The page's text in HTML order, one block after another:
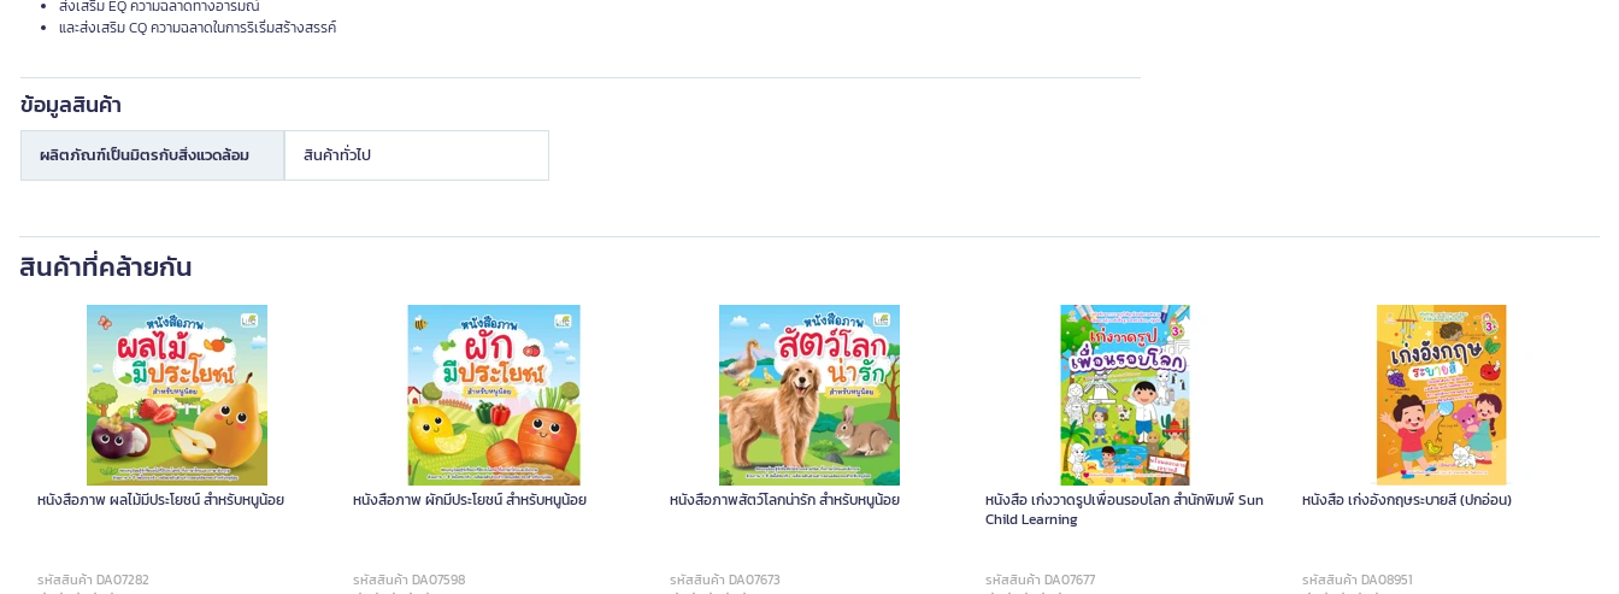
ส่งเสริม EQ ความฉลาดทางอารมณ์
และส่งเสริม CQ ความฉลาดในการริเริ่มสร้างสรรค์
ข้อมูลสินค้า
ผลิตภัณฑ์เป็นมิตรกับสิ่งแวดล้อม สินค้าทั่วไป
สินค้าที่คล้ายกัน
หนังสือภาพ ผลไม้มีประโยชน์ สำหรับหนูน้อย
รหัสสินค้า DA07282
หนังสือภาพ ผักมีประโยชน์ สำหรับหนูน้อย
รหัสสินค้า DA07598
หนังสือภาพสัตว์โลกน่ารัก สำหรับหนูน้อย
รหัสสินค้า DA07673
หนังสือ เก่งวาดรูปเพื่อนรอบโลก สำนักพิมพ์ Sun
Child Learning
รหัสสินค้า DA07677
หนังสือ เก่งอังกฤษระบายสี (ปกอ่อน)
รหัสสินค้า DA08951